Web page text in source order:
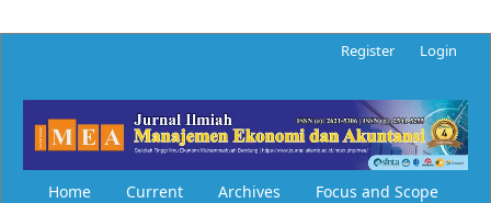
Home Current Archives Focus and Scope
Register Login